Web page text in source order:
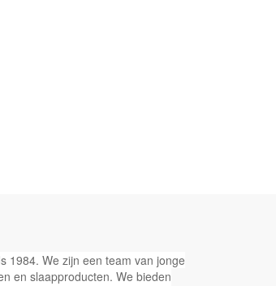
1984. We zijn een team van jonge
en slaapproducten. We bieden